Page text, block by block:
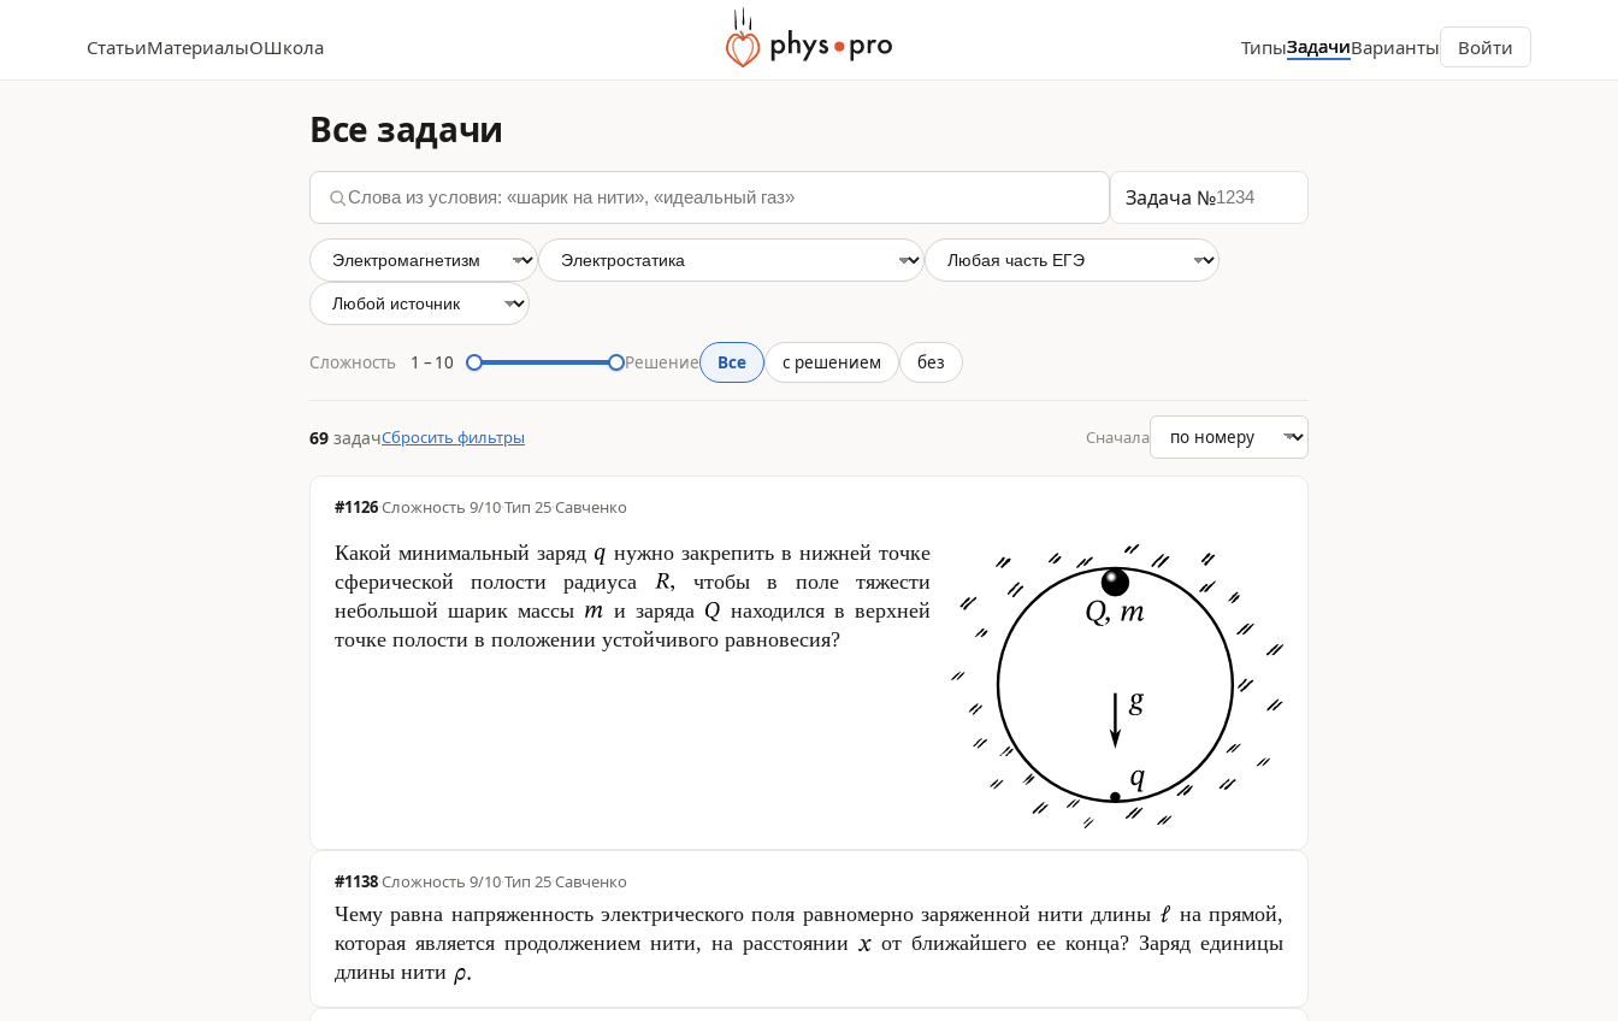
ТипыЗадачиВарианты Войти
СтатьиМатериалыОШкола
Все задачи
Задача №
Сложность 1 –10 Решение Все с решением без
69 задачСбросить фильтры Сначала
#1126·Сложность 9/10·Тип 25·Савченко
Какой минимальный заряд
нужно закрепить в нижней точке
сферической полости радиуса
чтобы в поле тяжести
небольшой шарик массы
и заряда
находился в верхней
точке полости в положении устойчивого равновесия?
#1138·Сложность 9/10·Тип 25·Савченко
Чему равна напряженность электрического поля равномерно заряженной нити длины
на прямой,
которая является продолжением нити, на расстоянии
от ближайшего ее конца? Заряд единицы
длины нити